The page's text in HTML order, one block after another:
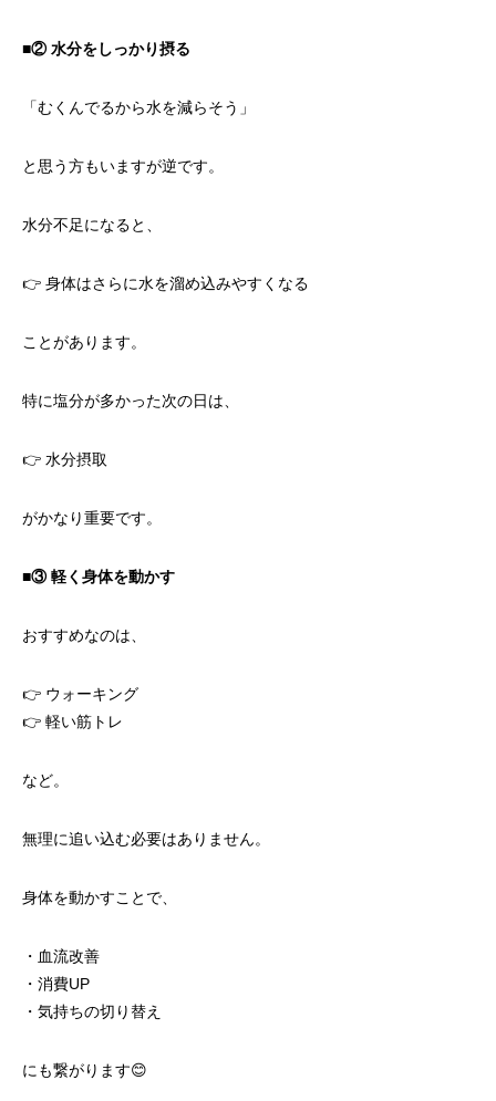
■②水分をしっかり摂る
「むくんでるから水を減らそう」
と思う方もいますが逆です。
水分不足になると、
👉 身体はさらに水を溜め込みやすくなる
ことがあります。
特に塩分が多かった次の日は、
👉 水分摂取
がかなり重要です。
■③軽く身体を動かす
おすすめなのは、
👉 ウォーキング
👉 軽い筋トレ
など。
無理に追い込む必要はありません。
身体を動かすことで、
・血流改善
・消費UP
・気持ちの切り替え
にも繋がります😊